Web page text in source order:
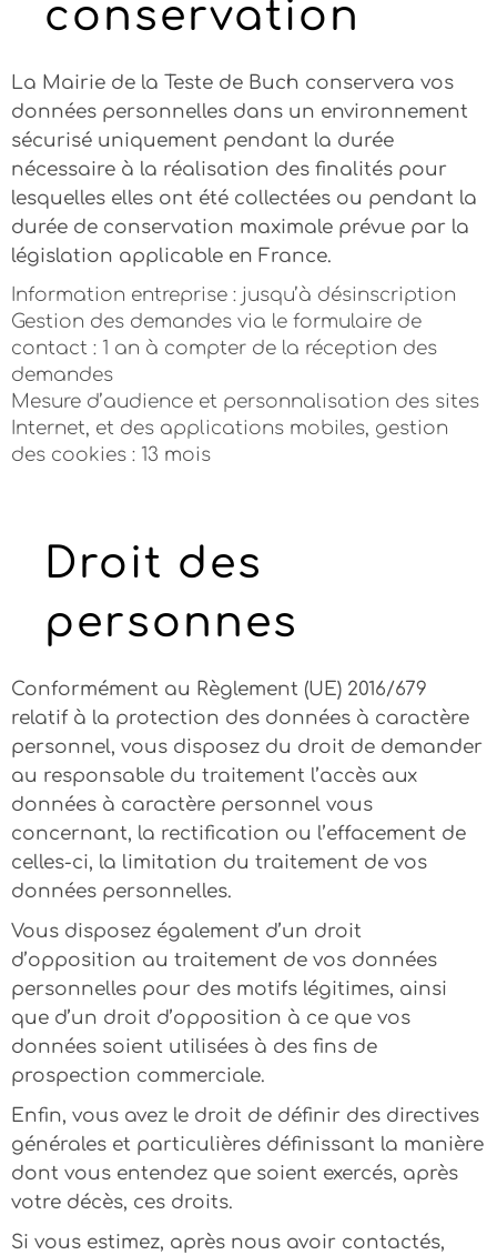
conservation
La Mairie de la Teste de Buch conservera vos
données personnelles dans un environnement
sécurisé uniquement pendant la durée
nécessaire à la réalisation des finalités pour
lesquelles elles ont été collectées ou pendant la
durée de conservation maximale prévue par la
législation applicable en France.
Information entreprise : jusqu’à désinscription
Gestion des demandes via le formulaire de
contact : 1 an à compter de la réception des
demandes
Mesure d’audience et personnalisation des sites
Internet, et des applications mobiles, gestion
des cookies : 13 mois
Droit des
personnes
Conformément au Règlement (UE) 2016/679
relatif à la protection des données à caractère
personnel, vous disposez du droit de demander
au responsable du traitement l’accès aux
données à caractère personnel vous
concernant, la rectification ou l’effacement de
celles-ci, la limitation du traitement de vos
données personnelles.
Vous disposez également d’un droit
d’opposition au traitement de vos données
personnelles pour des motifs légitimes, ainsi
que d’un droit d’opposition à ce que vos
données soient utilisées à des fins de
prospection commerciale.
Enfin, vous avez le droit de définir des directives
générales et particulières définissant la manière
dont vous entendez que soient exercés, après
votre décès, ces droits.
Si vous estimez, après nous avoir contactés,